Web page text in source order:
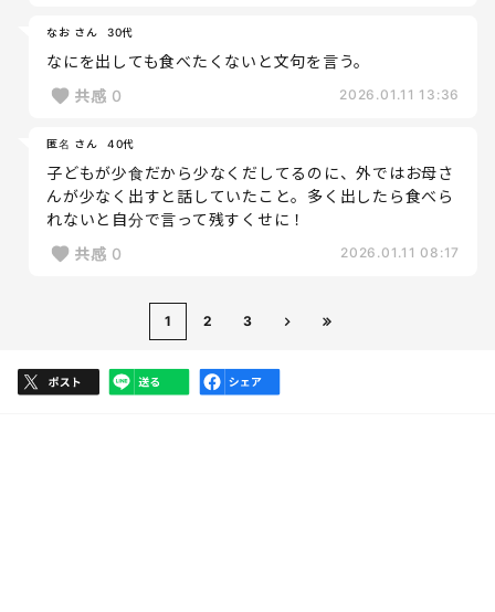
なお さん 30代
なにを出しても食べたくないと文句を言う。
共感 0 2026.01.11 13:36
匿名 さん 40代
子どもが少食だから少なくだしてるのに、外ではお母さ
んが少なく出すと話していたこと。多く出したら食べら
れないと自分で言って残すくせに！
共感 0 2026.01.11 08:17
1 2 3